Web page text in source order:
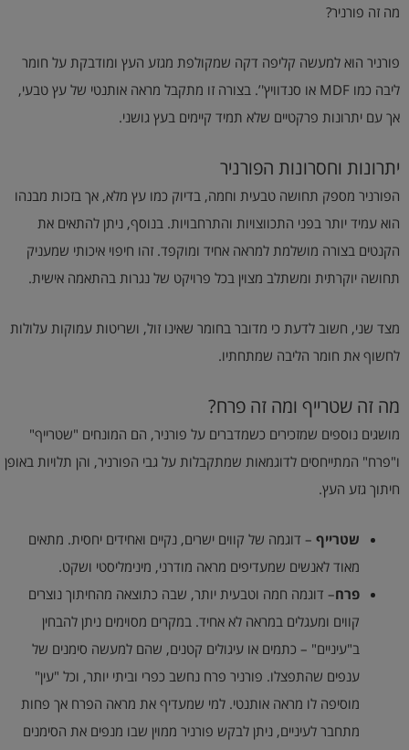
מה זה פורניר?
פורניר הוא למעשה קליפה דקה שמקולפת מגזע העץ ומודבקת על חומר
ליבה כמו MDF או סנדוויץ'’. בצורה זו מתקבל מראה אותנטי של עץ טבעי,
אך עם יתרונות פרקטיים שלא תמיד קיימים בעץ גושני.
יתרונות וחסרונות הפורניר
הפורניר מספק תחושה טבעית וחמה, בדיוק כמו עץ מלא, אך בזכות מבנהו
הוא עמיד יותר בפני התכווצויות והתרחבויות. בנוסף, ניתן להתאים את
הקנטים בצורה מושלמת למראה אחיד ומוקפד. זהו חיפוי איכותי שמעניק
תחושה יוקרתית ומשתלב מצוין בכל פרויקט של נגרות בהתאמה אישית.
מצד שני, חשוב לדעת כי מדובר בחומר שאינו זול, ושריטות עמוקות עלולות
לחשוף את חומר הליבה שמתחתיו.
מה זה שטרייף ומה זה פרח?
מושגים נוספים שמזכירים כשמדברים על פורניר, הם המונחים "שטרייף"
ו"פרח" המתייחסים לדוגמאות שמתקבלות על גבי הפורניר, והן תלויות באופן
חיתוך גזע העץ.
שטרייף– דוגמה של קווים ישרים, נקיים ואחידים יחסית. מתאים
מאוד לאנשים שמעדיפים מראה מודרני, מינימליסטי ושקט.
פרח– דוגמה חמה וטבעית יותר, שבה כתוצאה מהחיתוך נוצרים
קווים ומעגלים במראה לא אחיד. במקרים מסוימים ניתן להבחין
ב"עיניים" – כתמים או עיגולים קטנים, שהם למעשה סימנים של
ענפים שהתפצלו. פורניר פרח נחשב כפרי וביתי יותר, וכל "עין"
מוסיפה לו מראה אותנטי. למי שמעדיף את מראה הפרח אך פחות
מתחבר לעיניים, ניתן לבקש פורניר ממוין שבו מנפים את הסימנים